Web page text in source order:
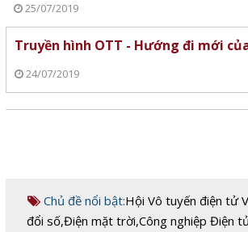
25/07/2019
Truyền hình OTT - Hướng đi mới
24/07/2019
Chủ đề nổi bật:Hội Vô tuyến điện tử
đổi số,Điện mặt trời,Công nghiệp Điện